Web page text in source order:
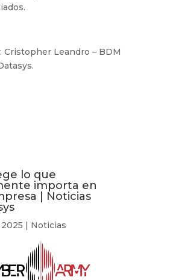
Cristopher Leandro – BDM
lo que
importa en
| Noticias
2025 | Noticias